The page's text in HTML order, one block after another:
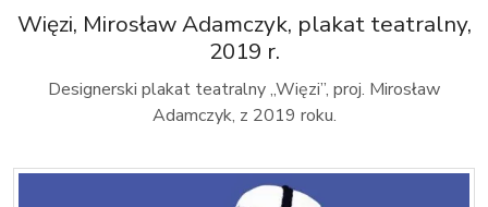
Więzi, Mirosław Adamczyk, plakat teatralny,
2019 r.
Designerski plakat teatralny „Więzi”, proj. Mirosław
Adamczyk, z 2019 roku.